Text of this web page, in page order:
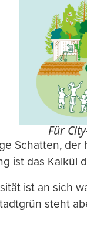
Für
Schatten, der
ist das Kalkül
ist an sich
steht